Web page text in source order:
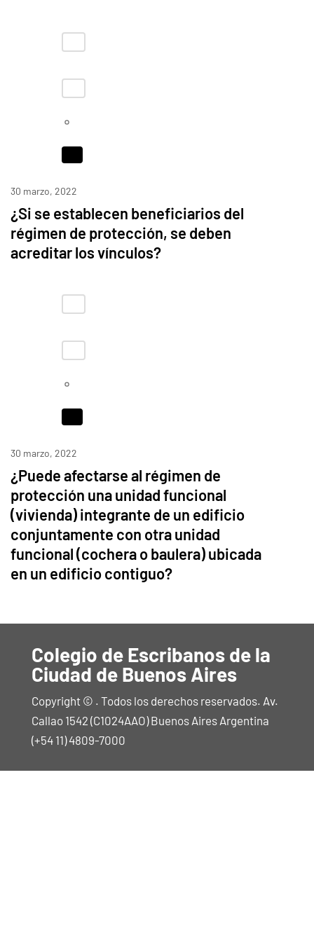
30 marzo, 2022
¿Si se establecen beneficiarios del
régimen de protección, se deben
acreditar los vínculos?
30 marzo, 2022
¿Puede afectarse al régimen de
protección una unidad funcional
(vivienda) integrante de un edificio
conjuntamente con otra unidad
funcional (cochera o baulera) ubicada
en un edificio contiguo?
Colegio de Escribanos de la
Ciudad de Buenos Aires
Copyright © . Todos los derechos reservados. Av.
Callao 1542 (C1024AAO) Buenos Aires Argentina
(+54 11) 4809-7000